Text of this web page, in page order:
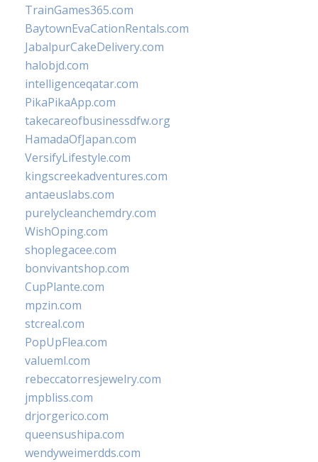
TrainGames365.com
BaytownEvaCationRentals.com
JabalpurCakeDelivery.com
halobjd.com
intelligenceqatar.com
PikaPikaApp.com
takecareofbusinessdfw.org
HamadaOfJapan.com
VersifyLifestyle.com
kingscreekadventures.com
antaeuslabs.com
purelycleanchemdry.com
WishOping.com
shoplegacee.com
bonvivantshop.com
CupPlante.com
mpzin.com
stcreal.com
PopUpFlea.com
valueml.com
rebeccatorresjewelry.com
jmpbliss.com
drjorgerico.com
queensushipa.com
wendyweimerdds.com